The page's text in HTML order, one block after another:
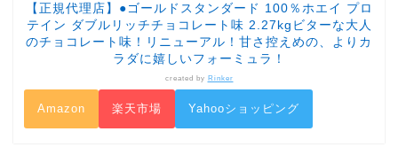
【正規代理店】●ゴールドスタンダード 100％ホエイ プロ
テイン ダブルリッチチョコレート味 2.27kgビターな大人
のチョコレート味！リニューアル！甘さ控えめの、よりカ
ラダに嬉しいフォーミュラ！
created by Rinker
Amazon 楽天市場 Yahooショッピング